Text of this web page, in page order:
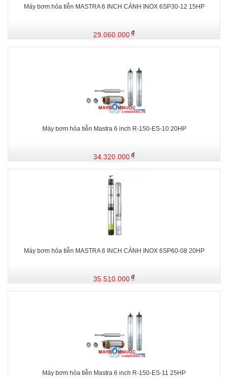
Máy bơm hỏa tiễn MASTRA 6 INCH CÁNH INOX 6SP30-12 15HP
29.060.000
Máy bơm hỏa tiễn Mastra 6 inch R-150-ES-10 20HP
34.320.000
Máy bơm hỏa tiễn MASTRA 6 INCH CÁNH INOX 6SP60-08 20HP
35.510.000
Máy bơm hỏa tiễn Mastra 6 inch R-150-ES-11 25HP